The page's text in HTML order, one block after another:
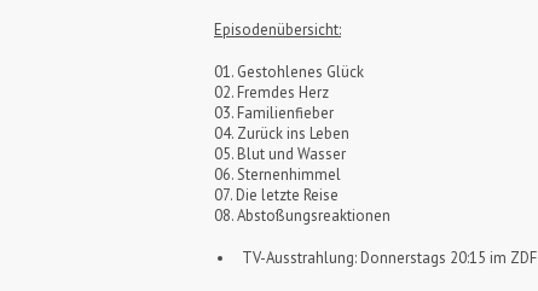
Episodenübersicht:
01. Gestohlenes Glück
02. Fremdes Herz
03. Familienfieber
04. Zurück ins Leben
05. Blut und Wasser
06. Sternenhimmel
07. Die letzte Reise
08. Abstoßungsreaktionen
TV-Ausstrahlung: Donnerstags 20:15 im ZDF